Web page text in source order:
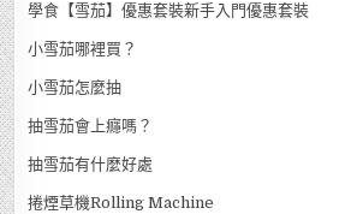
學食【雪茄】優惠套裝新手入門優惠套裝
小雪茄哪裡買？
小雪茄怎麼抽
抽雪茄會上癮嗎？
抽雪茄有什麼好處
捲煙草機Rolling Machine